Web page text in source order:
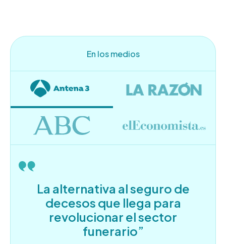
En los medios
La alternativa al seguro de
decesos que llega para
revolucionar el sector
funerario”